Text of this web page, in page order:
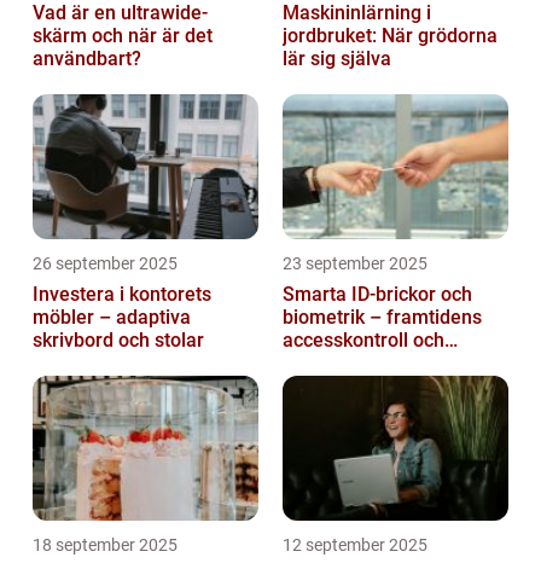
Vad är en ultrawide-
skärm och när är det
användbart?
Maskininlärning i
jordbruket: När grödorna
lär sig själva
26 september 2025
Investera i kontorets
möbler – adaptiva
skrivbord och stolar
23 september 2025
Smarta ID-brickor och
biometrik – framtidens
accesskontroll och
18 september 2025 12 september 2025